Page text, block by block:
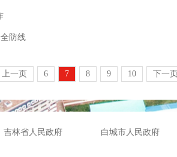
防线
上一页 6 7 8 9 10 下一页
吉林省人民政府 白城市人民政府